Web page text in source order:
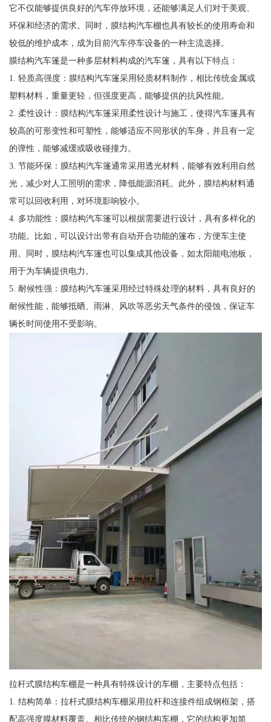
它不仅能够提供良好的汽车停放环境，还能够满足人们对于美观、
环保和经济的需求。同时，膜结构汽车棚也具有较长的使用寿命和
较低的维护成本，成为目前汽车停车设备的一种主流选择。
膜结构汽车篷是一种多层材料构成的汽车篷，具有以下特点：
1. 轻质高强度：膜结构汽车篷采用轻质材料制作，相比传统金属或
塑料材料，重量更轻，但强度更高，能够提供的抗风性能。
2. 柔性设计：膜结构汽车篷采用柔性设计与施工，使得汽车篷具有
较高的可形变性和可塑性，能够适应不同形状的车身，并且有一定
的弹性，能够减缓或吸收碰撞力。
3. 节能环保：膜结构汽车篷通常采用透光材料，能够有效利用自然
光，减少对人工照明的需求，降低能源消耗。此外，膜结构材料通
常可以回收利用，对环境影响较小。
4. 多功能性：膜结构汽车篷可以根据需要进行设计，具有多样化的
功能。比如，可以设计出带有自动开合功能的篷布，方便车主使
用。同时，膜结构汽车篷也可以集成其他设备，如太阳能电池板，
用于为车辆提供电力。
5. 耐候性强：膜结构汽车篷采用经过特殊处理的材料，具有良好的
耐候性能，能够抵晒、雨淋、风吹等恶劣天气条件的侵蚀，保证车
辆长时间使用不受影响。
拉杆式膜结构车棚是一种具有特殊设计的车棚，主要特点包括：
1. 结构简单：拉杆式膜结构车棚采用拉杆和连接件组成钢框架，搭
配高强度膜材料覆盖。相比传统的钢结构车棚，它的结构更加简